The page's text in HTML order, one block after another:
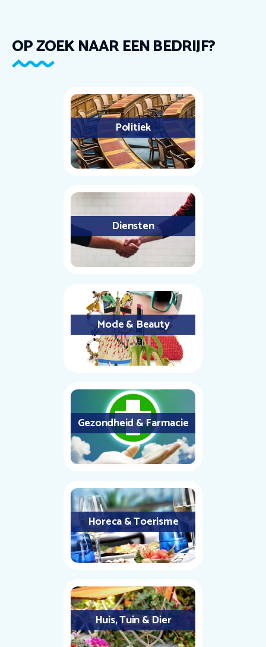
OP ZOEK NAAR EEN BEDRIJF?
Politiek
Diensten
Mode & Beauty
Gezondheid & Farmacie
Horeca & Toerisme
Huis, Tuin & Dier